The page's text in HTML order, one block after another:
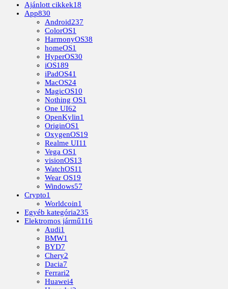
Ajánlott cikkek18
App830
Android237
ColorOS1
HarmonyOS38
homeOS1
HyperOS30
iOS189
iPadOS41
MacOS24
MagicOS10
Nothing OS1
One UI62
OpenKylin1
OriginOS1
OxygenOS19
Realme UI11
Vega OS1
visionOS13
WatchOS11
Wear OS19
Windows57
Crypto1
Worldcoin1
Egyéb kategória235
Elektromos jármű116
Audi1
BMW1
BYD7
Chery2
Dacia7
Ferrari2
Huawei4